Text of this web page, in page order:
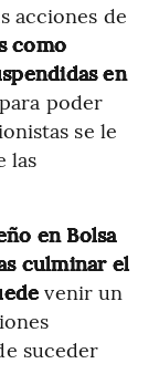
acciones de
como
en
para poder
se le
las
en Bolsa
culminar el
venir un
suceder